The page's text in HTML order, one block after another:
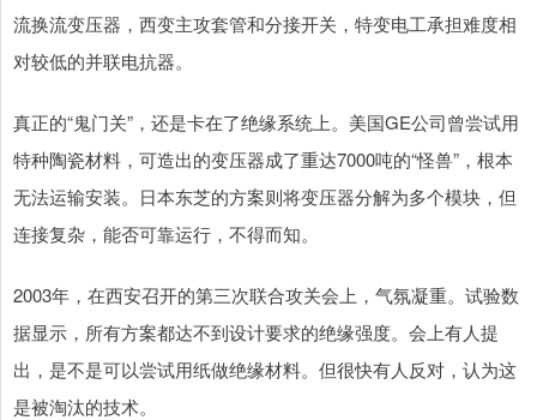
流换流变压器，西变主攻套管和分接开关，特变电工承担难度相
对较低的并联电抗器。
真正的“鬼门关”，还是卡在了绝缘系统上。美国GE公司曾尝试用
特种陶瓷材料，可造出的变压器成了重达7000吨的“怪兽”，根本
无法运输安装。日本东芝的方案则将变压器分解为多个模块，但
连接复杂，能否可靠运行，不得而知。
2003年，在西安召开的第三次联合攻关会上，气氛凝重。试验数
据显示，所有方案都达不到设计要求的绝缘强度。会上有人提
出，是不是可以尝试用纸做绝缘材料。但很快有人反对，认为这
是被淘汰的技术。